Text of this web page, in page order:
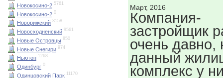
Новокосино-2 5761
Новокосино-2 0
Новорижский 3158
Новосходненский 9561
Новые Островцы 850
Новые Снегири 974
Ньютон 1268
Одинбург 0
Одинцовский Парк 11170
Март, 2016
Компания-
застройщик
очень давно,
данный
комплекс у